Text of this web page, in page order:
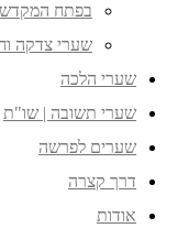
בפתח המקדש
שערי צדקה
שערי הלכה
שערי תשובה | שו"ת
שערים לפרשה
דרך קצרה
אודות